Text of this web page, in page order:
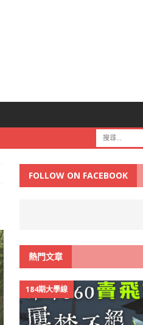
FOLLOW ON FACEBOOK
熱門文章
184期大學線